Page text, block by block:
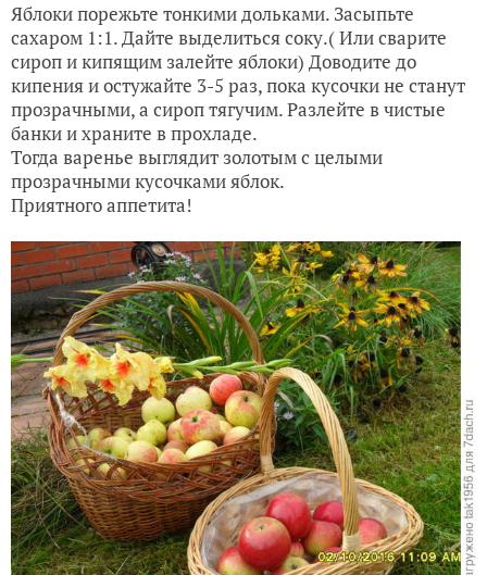
Яблоки порежьте тонкими дольками. Засыпьте
сахаром 1:1. Дайте выделиться соку.( Или сварите
сироп и кипящим залейте яблоки) Доводите до
кипения и остужайте 3-5 раз, пока кусочки не станут
прозрачными, а сироп тягучим. Разлейте в чистые
банки и храните в прохладе.
Тогда варенье выглядит золотым с целыми
прозрачными кусочками яблок.
Приятного аппетита!